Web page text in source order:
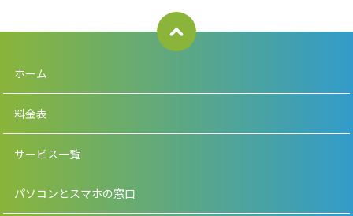
ホーム
料金表
サービス一覧
パソコンとスマホの窓口